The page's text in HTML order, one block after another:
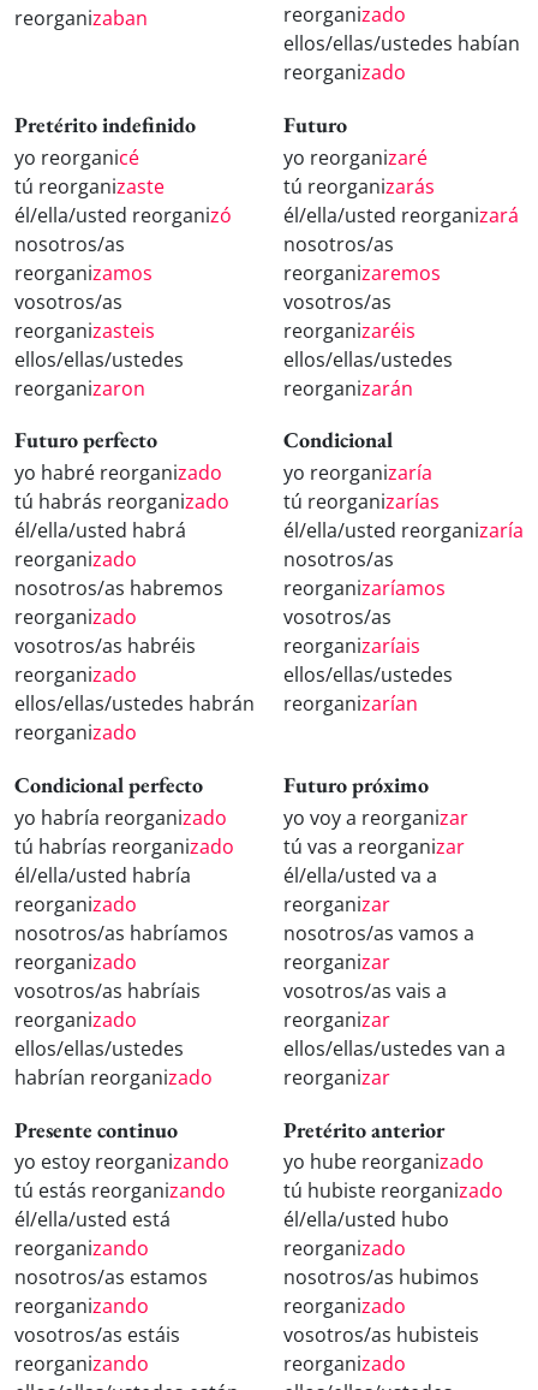
reorganizaban
reorganizado
ellos/ellas/ustedes habían
reorganizado
Pretérito indefinido
yo reorganicé
tú reorganizaste
él/ella/usted reorganizó
nosotros/as
reorganizamos
vosotros/as
reorganizasteis
ellos/ellas/ustedes
reorganizaron
Futuro
yo reorganizaré
tú reorganizarás
él/ella/usted reorganizará
nosotros/as
reorganizaremos
vosotros/as
reorganizaréis
ellos/ellas/ustedes
reorganizarán
Futuro perfecto
yo habré reorganizado
tú habrás reorganizado
él/ella/usted habrá
reorganizado
nosotros/as habremos
reorganizado
vosotros/as habréis
reorganizado
ellos/ellas/ustedes habrán
reorganizado
Condicional
yo reorganizaría
tú reorganizarías
él/ella/usted reorganizaría
nosotros/as
reorganizaríamos
vosotros/as
reorganizaríais
ellos/ellas/ustedes
reorganizarían
Condicional perfecto
yo habría reorganizado
tú habrías reorganizado
él/ella/usted habría
reorganizado
nosotros/as habríamos
reorganizado
vosotros/as habríais
reorganizado
ellos/ellas/ustedes
habrían reorganizado
Futuro próximo
yo voy a reorganizar
tú vas a reorganizar
él/ella/usted va a
reorganizar
nosotros/as vamos a
reorganizar
vosotros/as vais a
reorganizar
ellos/ellas/ustedes van a
reorganizar
Presente continuo
yo estoy reorganizando
tú estás reorganizando
él/ella/usted está
reorganizando
nosotros/as estamos
reorganizando
vosotros/as estáis
reorganizando
Pretérito anterior
yo hube reorganizado
tú hubiste reorganizado
él/ella/usted hubo
reorganizado
nosotros/as hubimos
reorganizado
vosotros/as hubisteis
reorganizado